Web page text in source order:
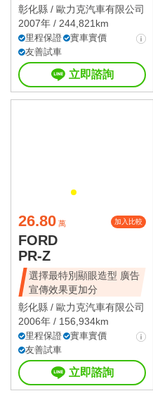
彰化縣 / 歐力克汽車有限公司
2007年 / 244,821km
里程保證
實車實價
友善試車
立即諮詢
26.80 萬 加入比較
FORD
PR-Z
選擇最特別顯眼造型 廣告
宣傳效果更加分
彰化縣 / 歐力克汽車有限公司
2006年 / 156,934km
里程保證
實車實價
友善試車
立即諮詢